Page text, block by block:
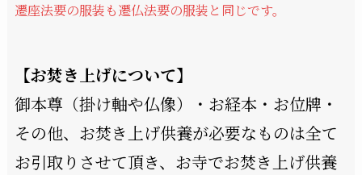
遷座法要の服装も遷仏法要の服装と同じです。
【お焚き上げについて】
御本尊（掛け軸や仏像）・お経本・お位牌・
その他、お焚き上げ供養が必要なものは全て
お引取りさせて頂き、お寺でお焚き上げ供養